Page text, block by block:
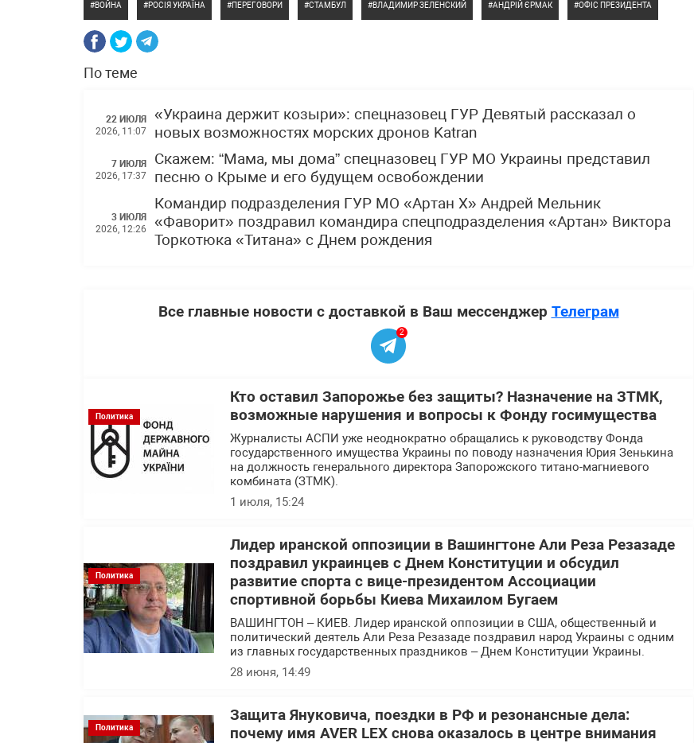
ВОЙНА РОСІЯ УКРАЇНА ПЕРЕГОВОРИ СТАМБУЛ ВЛАДИМИР ЗЕЛЕНСКИЙ АНДРІЙ ЄРМАК ОФІС ПРЕЗИДЕНТА
По теме
22 ИЮЛЯ
2026, 11:07
«Украина держит козыри»: спецназовец ГУР Девятый рассказал о
новых возможностях морских дронов Katran
7 ИЮЛЯ
2026, 17:37
Скажем: “Мама, мы дома” спецназовец ГУР МО Украины представил
песню о Крыме и его будущем освобождении
3 ИЮЛЯ
2026, 12:26
Командир подразделения ГУР МО «Артан Х» Андрей Мельник
«Фаворит» поздравил командира спецподразделения «Артан» Виктора
Торкотюка «Титана» с Днем рождения
Все главные новости с доставкой в Ваш мессенджер Телеграм
2
Политика
Кто оставил Запорожье без защиты? Назначение на ЗТМК,
возможные нарушения и вопросы к Фонду госимущества
Журналисты АСПИ уже неоднократно обращались к руководству Фонда
государственного имущества Украины по поводу назначения Юрия Зенькина
на должность генерального директора Запорожского титано-магниевого
комбината (ЗТМК).
1 июля, 15:24
Политика
Лидер иранской оппозиции в Вашингтоне Али Реза Резазаде
поздравил украинцев с Днем Конституции и обсудил
развитие спорта с вице-президентом Ассоциации
спортивной борьбы Киева Михаилом Бугаем
ВАШИНГТОН – КИЕВ. Лидер иранской оппозиции в США, общественный и
политический деятель Али Реза Резазаде поздравил народ Украины с одним
из главных государственных праздников – Днем Конституции Украины.
28 июня, 14:49
Политика
Защита Януковича, поездки в РФ и резонансные дела:
почему имя AVER LEX снова оказалось в центре внимания